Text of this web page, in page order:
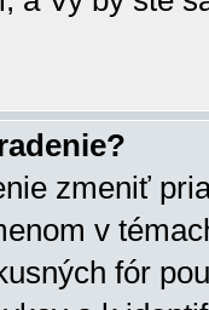
zmeniť
v
fór